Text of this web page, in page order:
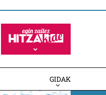
GIDAK